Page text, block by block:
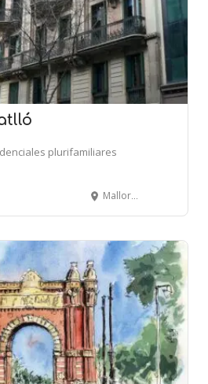
plurifamiliares
Mallorca, 253-255-257 - BARCELONA